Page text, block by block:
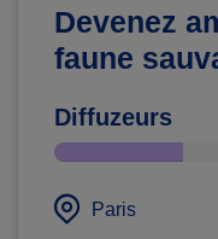
Devenez
faune
Diffuzeurs
Paris